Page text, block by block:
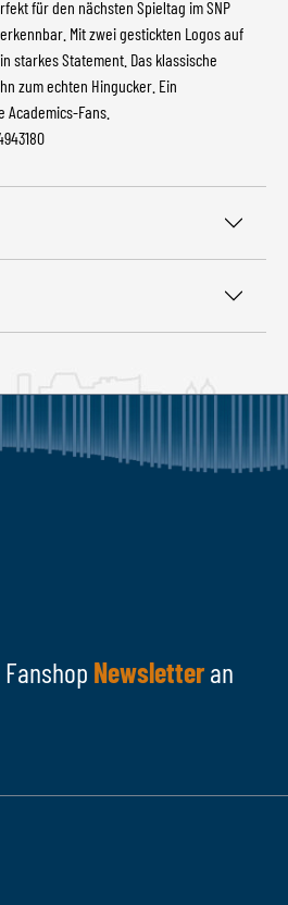
für den nächsten Spieltag im SNP
Mit zwei gestickten Logos auf
starkes Statement. Das klassische
zum echten Hingucker. Ein
Fans.
Newsletteran